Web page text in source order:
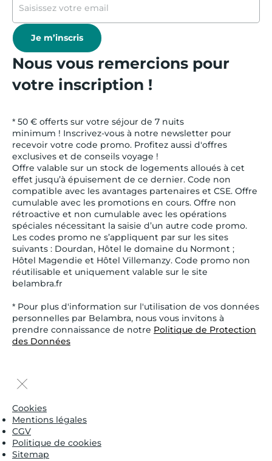
Je m’inscris
Nous vous remercions pour
votre inscription !
* 50 € offerts sur votre séjour de 7 nuits
minimum ! Inscrivez-vous à notre newsletter pour
recevoir votre code promo. Profitez aussi d'offres
exclusives et de conseils voyage !
Offre valable sur un stock de logements alloués à cet
effet jusqu’à épuisement de ce dernier. Code non
compatible avec les avantages partenaires et CSE. Offre
cumulable avec les promotions en cours. Offre non
rétroactive et non cumulable avec les opérations
spéciales nécessitant la saisie d’un autre code promo.
Les codes promo ne s’appliquent par sur les sites
suivants : Dourdan, Hôtel le domaine du Normont ;
Hôtel Magendie et Hôtel Villemanzy. Code promo non
réutilisable et uniquement valable sur le site
belambra.fr
* Pour plus d'information sur l'utilisation de vos données
personnelles par Belambra, nous vous invitons à
prendre connaissance de notre Politique de Protection
des Données
Cookies
Mentions légales
CGV
Politique de cookies
Sitemap